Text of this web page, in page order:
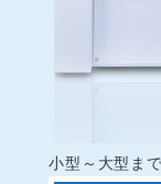
小型～大型ま